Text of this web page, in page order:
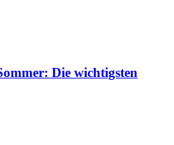
Die wichtigsten